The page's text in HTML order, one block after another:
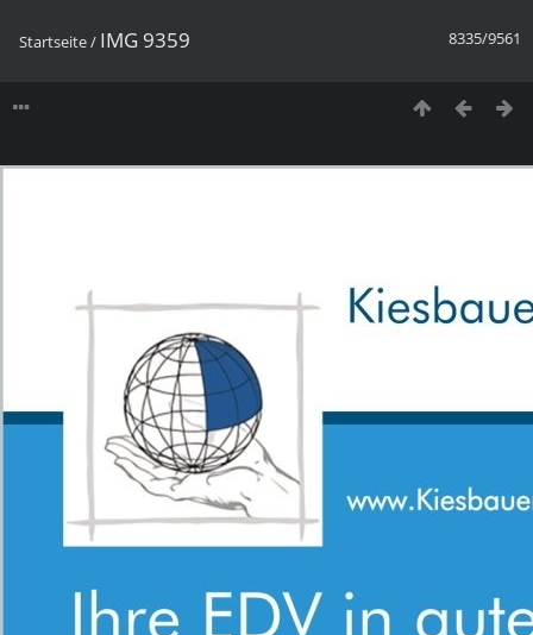
8335/9561
Startseite/ IMG 9359